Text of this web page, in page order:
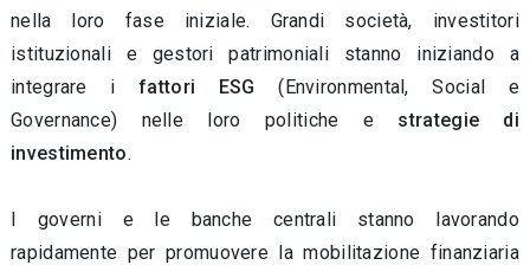
nella loro fase iniziale. Grandi società, investitori
istituzionali e gestori patrimoniali stanno iniziando a
integrare ifattori ESG (Environmental, Social e
Governance) nelle loro politiche e strategie di
investimento.
I governi e le banche centrali stanno lavorando
rapidamente per promuovere la mobilitazione finanziaria